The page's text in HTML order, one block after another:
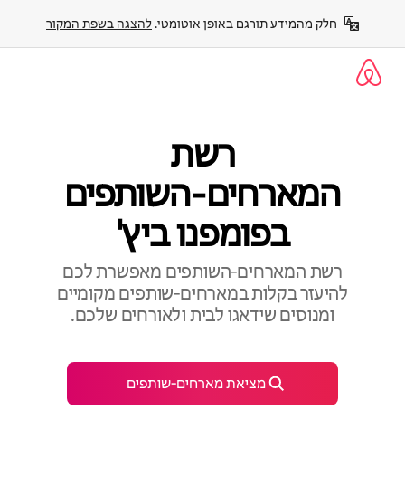
חלק מהמידע תורגם באופן אוטומטי. להצגה בשפת המקור
רשת
המארחים‑השותפים
בפומפנו ביץ'
רשת המארחים‑השותפים מאפשרת לכם
להיעזר בקלות במארחים‑שותפים מקומיים
ומנוסים שידאגו לבית ולאורחים שלכם.
מציאת מארחים‑שותפים